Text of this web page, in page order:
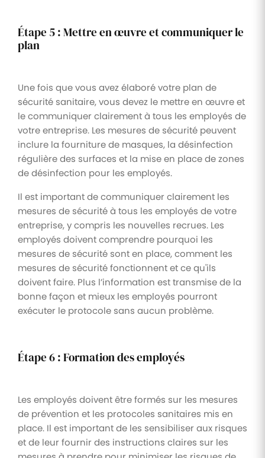
Étape 5 : Mettre en œuvre et communiquer le
plan
Une fois que vous avez élaboré votre plan de
sécurité sanitaire, vous devez le mettre en œuvre et
le communiquer clairement à tous les employés de
votre entreprise. Les mesures de sécurité peuvent
inclure la fourniture de masques, la désinfection
régulière des surfaces et la mise en place de zones
de désinfection pour les employés.
Il est important de communiquer clairement les
mesures de sécurité à tous les employés de votre
entreprise, y compris les nouvelles recrues. Les
employés doivent comprendre pourquoi les
mesures de sécurité sont en place, comment les
mesures de sécurité fonctionnent et ce qu'ils
doivent faire. Plus l’information est transmise de la
bonne façon et mieux les employés pourront
exécuter le protocole sans aucun problème.
Étape 6 : Formation des employés
Les employés doivent être formés sur les mesures
de prévention et les protocoles sanitaires mis en
place. Il est important de les sensibiliser aux risques
et de leur fournir des instructions claires sur les